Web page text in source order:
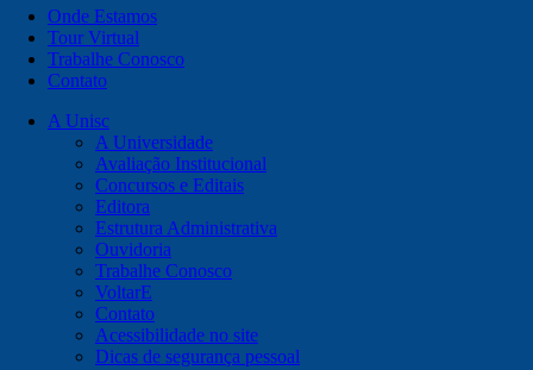
Onde Estamos
Tour Virtual
Trabalhe Conosco
Contato
A Unisc
A Universidade
Avaliação Institucional
Concursos e Editais
Editora
Estrutura Administrativa
Ouvidoria
Trabalhe Conosco
VoltarE
Contato
Acessibilidade no site
Dicas de segurança pessoal